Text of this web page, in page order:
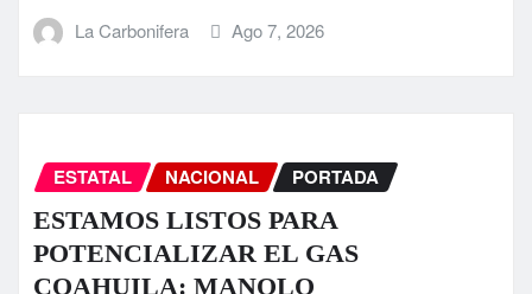
La Carbonifera Ago 7, 2026
ESTATAL NACIONAL PORTADA
ESTAMOS LISTOS PARA
POTENCIALIZAR EL GAS
COAHUILA: MANOLO